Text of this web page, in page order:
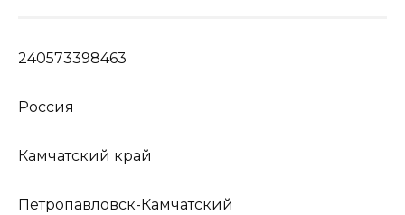
240573398463
Россия
Камчатский край
Петропавловск-Камчатский